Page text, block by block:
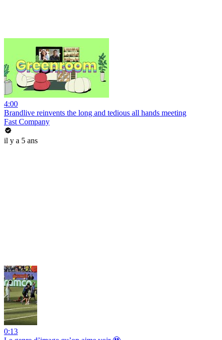
4:00
Brandlive reinvents the long and tedious all hands meeting
Fast Company
il y a 5 ans
0:13